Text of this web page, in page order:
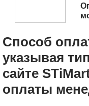
Способ
указывая
сайте
оплаты